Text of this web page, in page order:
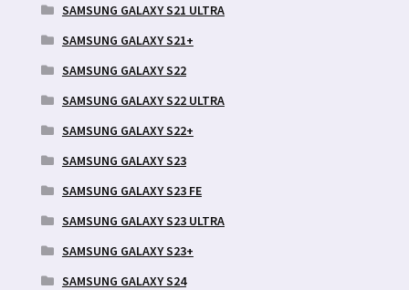
SAMSUNG GALAXY S21 ULTRA
SAMSUNG GALAXY S21+
SAMSUNG GALAXY S22
SAMSUNG GALAXY S22 ULTRA
SAMSUNG GALAXY S22+
SAMSUNG GALAXY S23
SAMSUNG GALAXY S23 FE
SAMSUNG GALAXY S23 ULTRA
SAMSUNG GALAXY S23+
SAMSUNG GALAXY S24